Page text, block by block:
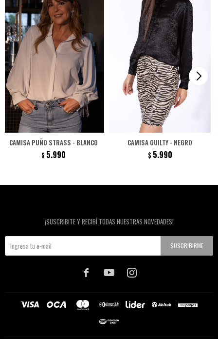
CAMISA PUÑO STRASS - BLANCO
$ 5.990
CAMISA GUILTY - NEGRO
$ 5.990
¡SUSCRIBITE Y RECIBÍ TODAS NUESTRAS NOVEDADES!
SUSCRIBIRME
  